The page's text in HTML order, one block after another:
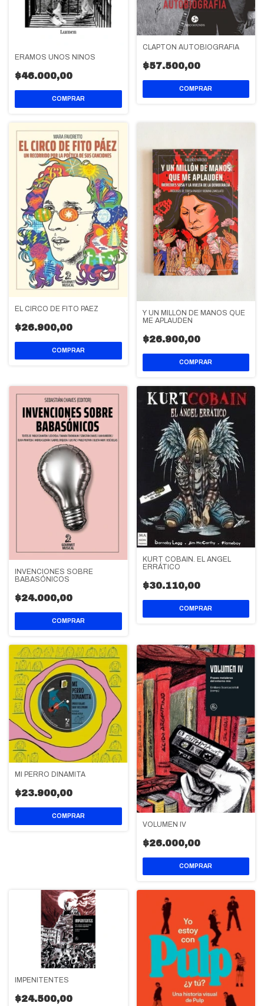
ERAMOS UNOS NIÑOS
$46.000,00
CLAPTON AUTOBIOGRAFIA
$57.500,00
EL CIRCO DE FITO PÁEZ
$26.900,00
Y UN MILLÓN DE MANOS QUE
ME APLAUDEN
$26.900,00
INVENCIONES SOBRE
BABASÓNICOS
$24.000,00
KURT COBAIN. EL ÁNGEL
ERRÁTICO
$30.110,00
MI PERRO DINAMITA
$23.900,00
VOLUMEN IV
$26.000,00
IMPENITENTES
$24.500,00